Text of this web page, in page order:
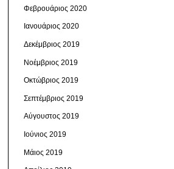
Φεβρουάριος 2020
Ιανουάριος 2020
Δεκέμβριος 2019
Νοέμβριος 2019
Οκτώβριος 2019
Σεπτέμβριος 2019
Αύγουστος 2019
Ιούνιος 2019
Μάιος 2019